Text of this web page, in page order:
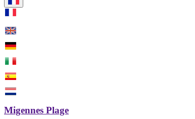
Migennes Plage